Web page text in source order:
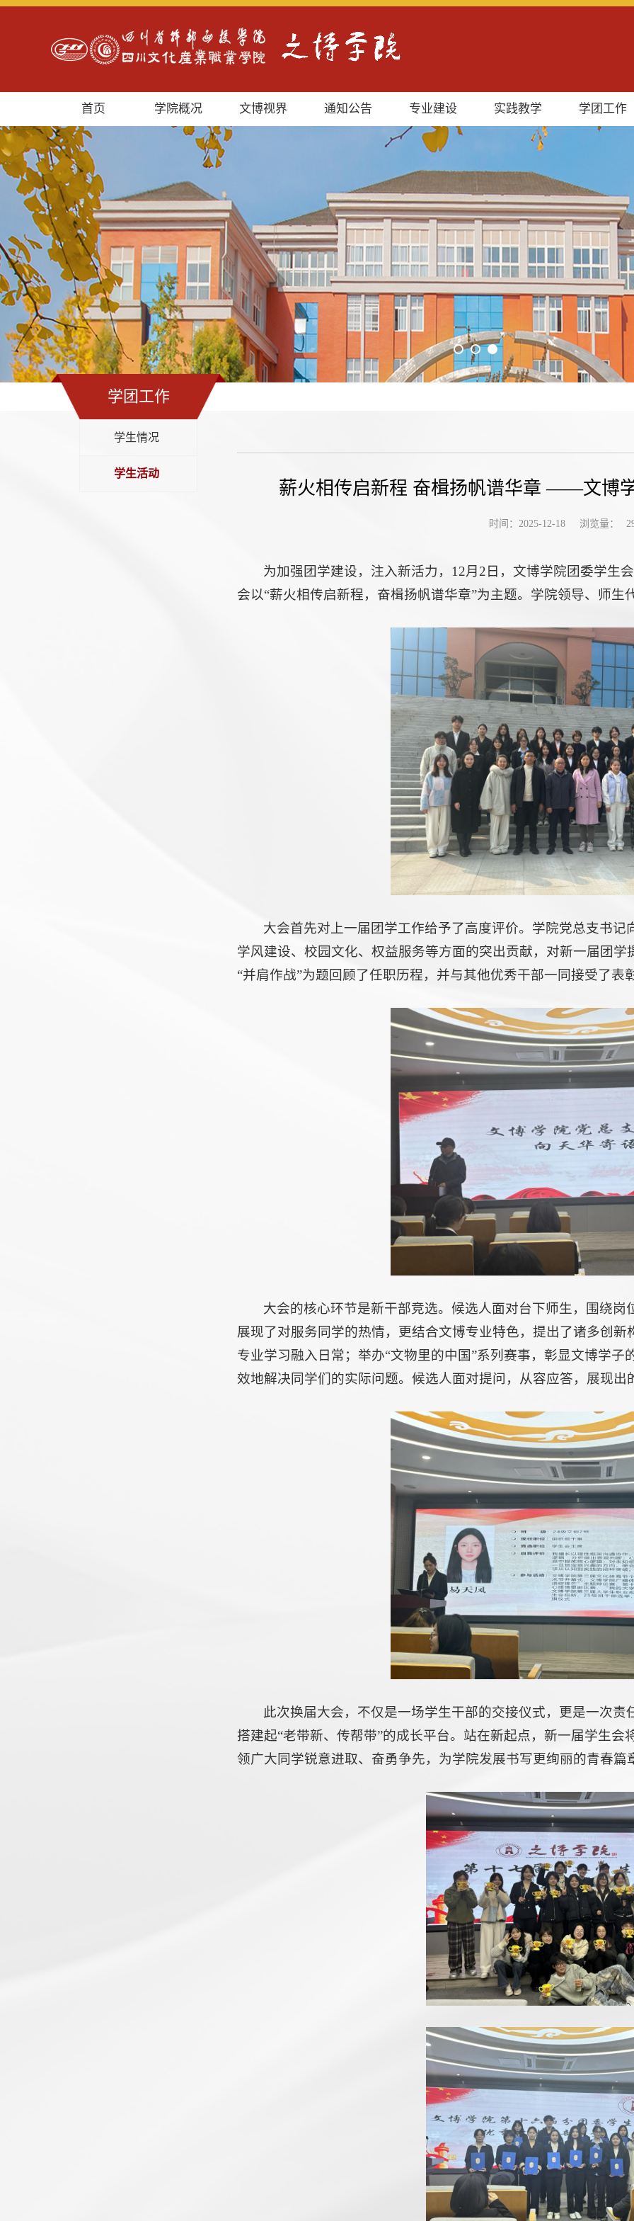
首页 学院概况 文博视界 通知公告 专业建设 实践教学 学团工作
学团工作
学生情况
学生活动
薪火相传启新程 奋楫扬帆谱华章 ——文博
时间：2025-12-18 浏览量：
为加强团学建设，注入新活力，12月2日，文博学院团委学生
会以“薪火相传启新程，奋楫扬帆谱华章”为主题。学院领导、师
大会首先对上一届团学工作给予了高度评价。学院党总支书
学风建设、校园文化、权益服务等方面的突出贡献，对新一届团
“并肩作战”为题回顾了任职历程，并与其他优秀干部一同接受了表
大会的核心环节是新干部竞选。候选人面对台下师生，围绕
展现了对服务同学的热情，更结合文博专业特色，提出了诸多创新
专业学习融入日常；举办“文物里的中国”系列赛事，彰显文博学子
效地解决同学们的实际问题。候选人面对提问，从容应答，展现
此次换届大会，不仅是一场学生干部的交接仪式，更是一次
搭建起“老带新、传帮带”的成长平台。站在新起点，新一届学生会
领广大同学锐意进取、奋勇争先，为学院发展书写更绚丽的青春篇